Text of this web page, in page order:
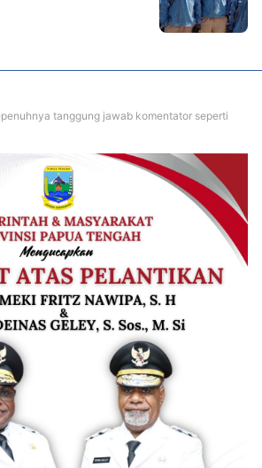
tanggung jawab komentator seperti